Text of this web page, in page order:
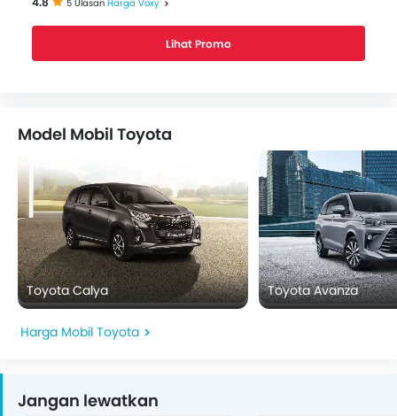
5 Ulasan Harga Voxy
Lihat Promo
Model Mobil Toyota
Toyota Calya Toyota Avanza
Harga Mobil Toyota
Jangan lewatkan